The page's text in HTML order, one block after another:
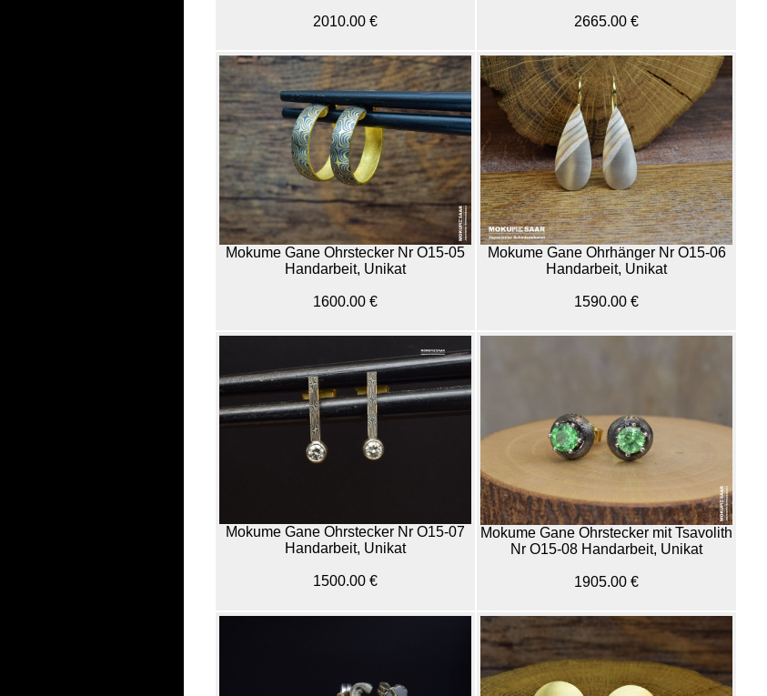
2010.00 € 2665.00 €
Mokume Gane Ohrstecker Nr O15-05
Handarbeit, Unikat
1600.00 €
Mokume Gane Ohrhänger Nr O15-06
Handarbeit, Unikat
1590.00 €
Mokume Gane Ohrstecker Nr O15-07
Handarbeit, Unikat
1500.00 €
Mokume Gane Ohrstecker mit Tsavolith
Nr O15-08 Handarbeit, Unikat
1905.00 €